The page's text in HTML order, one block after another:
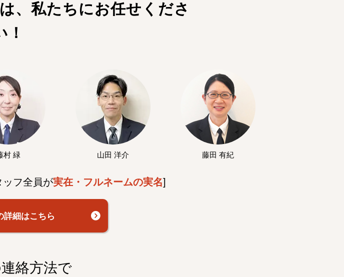
、私たちにお任せくださ
！
村 緑 山田 洋介 藤田 有紀
ッフ全員が実在・フルネームの実名]
詳細はこちら
絡方法で